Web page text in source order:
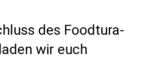
des Foodtura-
wir euch